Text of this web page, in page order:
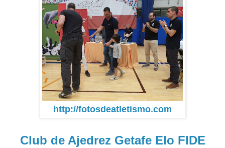
http://fotosdeatletismo.com
Club de Ajedrez Getafe Elo FIDE